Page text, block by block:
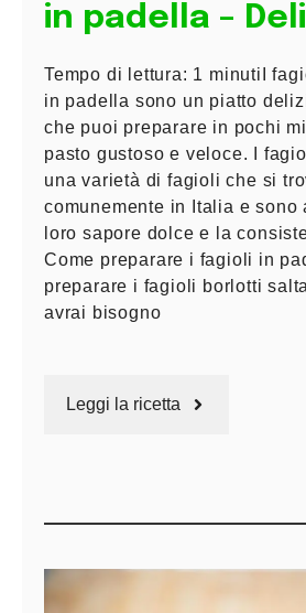
in padella –
Tempo di lettura: 1 minutiI
in padella sono un piatto
che puoi preparare in pochi
pasto gustoso e veloce. I
una varietà di fagioli che si
comunemente in Italia e sono
loro sapore dolce e la
Come preparare i fagioli in
preparare i fagioli borlotti
avrai bisogno
Leggi la ricetta